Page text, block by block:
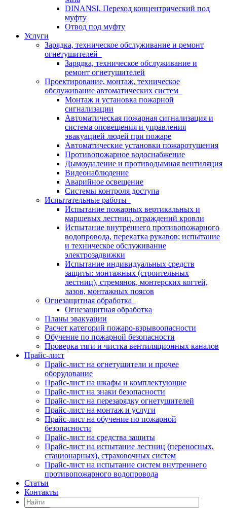
DINANSI, Переход концентрический под
муфту
Отвод под муфту
Услуги
Зарядка, техническое обслуживание и ремонт
огнетушителей
Зарядка, техническое обслуживание и
ремонт огнетушителей
Проектирование, монтаж, техническое
обслуживание автоматических систем
Монтаж и установка пожарной
сигнализации
Автоматическая пожарная сигнализация и
система оповещения и управления
эвакуацией людей при пожаре
Автоматические установки пожаротушения
Противопожарное водоснабжение
Дымоудаление и противодымная вентиляция
Видеонаблюдение
Аварийное освещение
Системы контроля доступа
Испытательные работы
Испытание пожарных вертикальных и
маршевых лестниц, ограждений кровли
Испытание внутреннего противопожарного
водопровода, перекатка рукавов; испытание
и техническое обслуживание
электрозадвижки
Испытание индивидуальных средств
защиты: монтажных (строительных
лестниц), стремянок, монтерских когтей,
лазов, монтажных поясов
Огнезащитная обработка
Огнезащитная обработка
Планы эвакуации
Расчет категорий пожаро-взрывоопасности
Обучение по пожарной безопасности
Проверка тяги и чистка вентиляционных каналов
Прайс-лист
Прайс-лист на огнетушители и прочее
оборудование
Прайс-лист на шкафы и комплектующие
Прайс-лист на знаки безопасности
Прайс-лист на перезарядку огнетушителей
Прайс-лист на монтаж и услуги
Прайс-лист на обучение по пожарной
безопасности
Прайс-лист на средства защиты
Прайс-лист на испытание лестниц (переносных,
стационарных), страховочных систем
Прайс-лист на испытание систем внутреннего
противопожарного водопровода
Статьи
Контакты